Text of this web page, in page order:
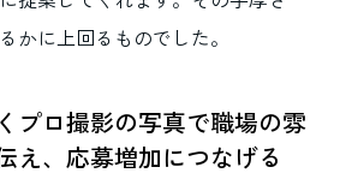
かに上回るものでした。
プロ撮影の写真で職場の雰
え、応募増加につなげる